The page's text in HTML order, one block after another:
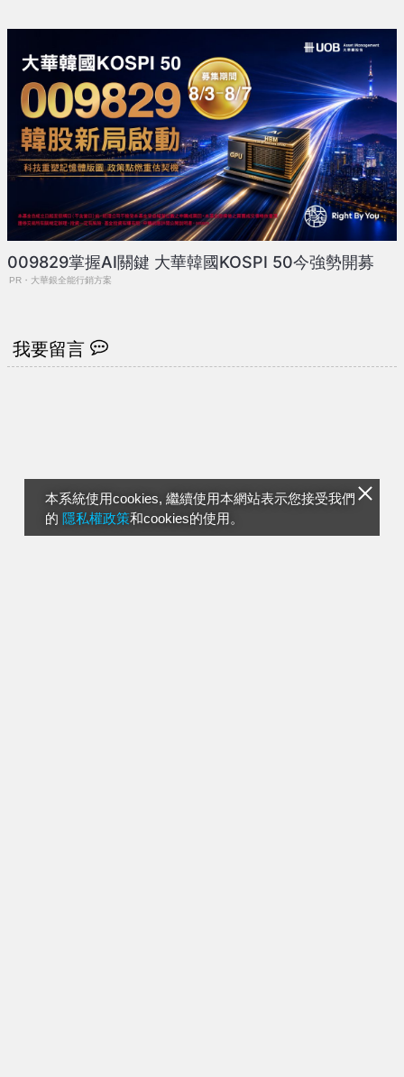
本系統使用cookies, 繼續使用本網站表示您接受我們
的 隱私權政策和cookies的使用。
009829掌握AI關鍵 大華韓國KOSPI 50今強勢開募
PR・大華銀全能行銷方案
我要留言